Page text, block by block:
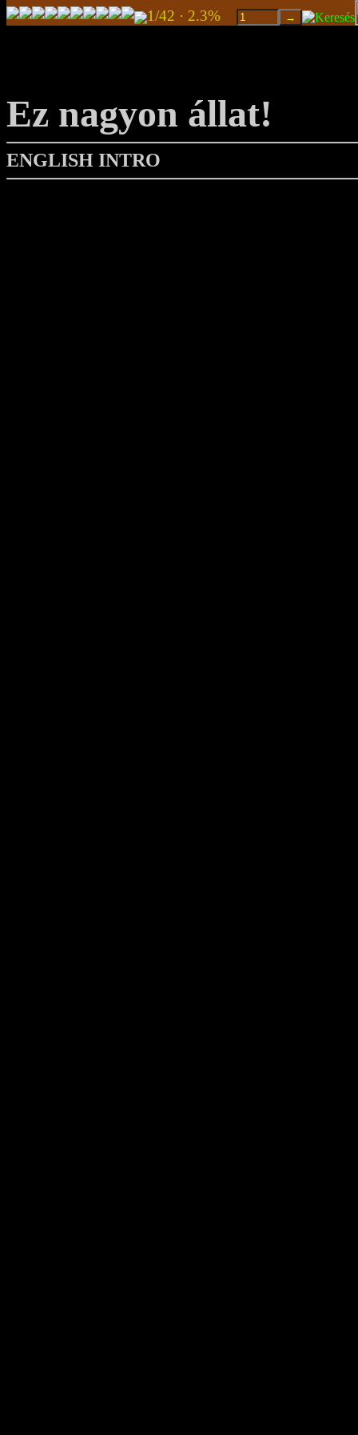
1/42 · 2.3%
Ez nagyon állat!
ENGLISH INTRO